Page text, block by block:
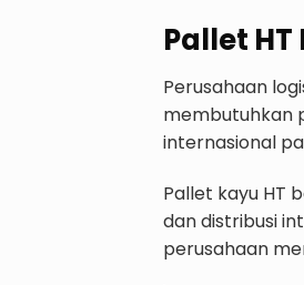
Pallet
Perusahaan
membutuhkan
internasional
Pallet kayu HT
dan distribusi
perusahaan